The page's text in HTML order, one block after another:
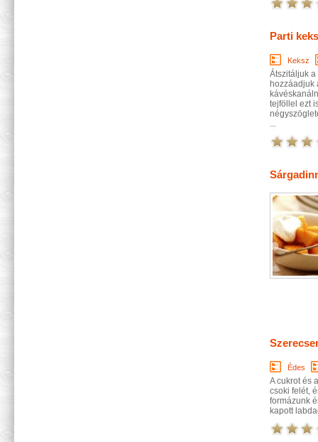
Parti
Keksz
Átszitáljuk
hozzáadjuk
tejföllel ezt
...
Édes
A cukrot és
csoki felét,
formázunk
kapott